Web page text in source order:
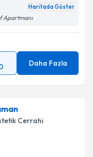
Haritada Göster
Apartmanı
Daha Fazla
Cerrahi